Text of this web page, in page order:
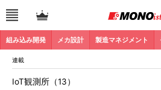
組み込み開発 メカ設計 製造マネジメント
連載
IoT観測所（13）